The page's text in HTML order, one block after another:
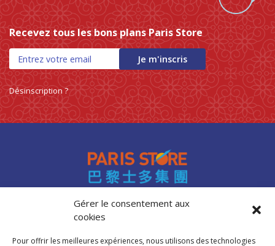
Gérer le consentement aux
cookies
Pour offrir les meilleures expériences, nous utilisons des technologies
Recevez tous les bons plans Paris Store
Je m'inscris
Désinscription ?
Accès professionnels